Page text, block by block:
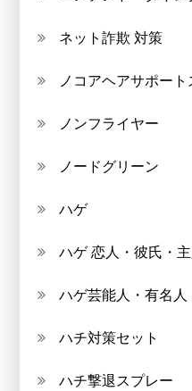
ネット詐欺 対策
ノコアヘアサポー
ノンフライヤー
ノードグリーン
ハゲ
ハゲ 恋人・彼氏・
ハゲ芸能人・有名人
ハチ対策セット
ハチ撃退スプレー